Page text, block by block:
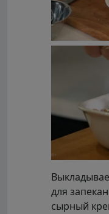
для
сырный